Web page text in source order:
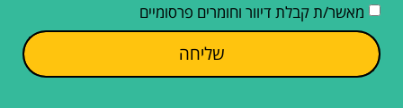
מאשר/ת קבלת דיוור וחומרים פרסומיים
שליחה